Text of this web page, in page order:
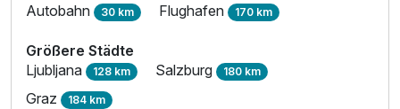
Autobahn 30 km Flughafen 170 km
Größere Städte
Ljubljana 128 km Salzburg 180 km
Graz 184 km